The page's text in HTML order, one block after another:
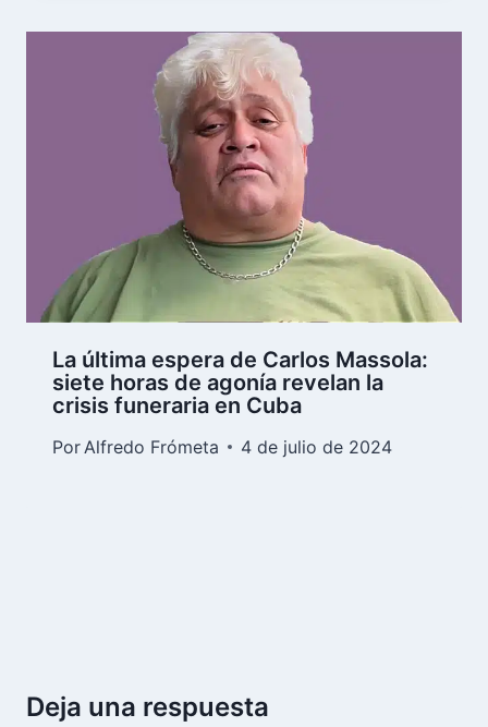
La última espera de Carlos Massola:
siete horas de agonía revelan la
crisis funeraria en Cuba
Por Alfredo Frómeta 4 de julio de 2024
Deja una respuesta